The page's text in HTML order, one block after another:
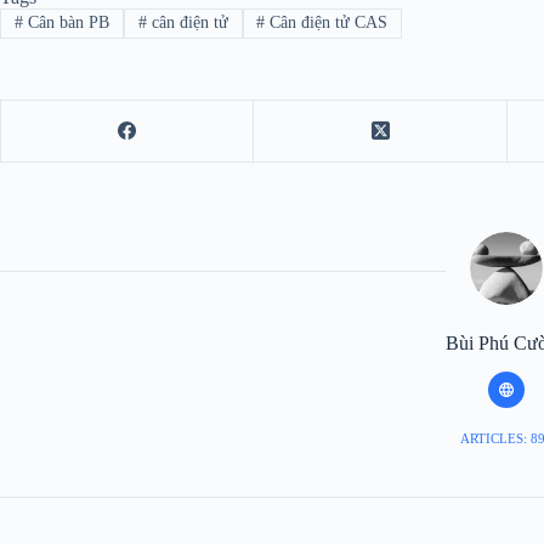
#Cân bàn PB #cân điện tử # Cân điện tử CAS
Bùi Phú
ARTICLES: